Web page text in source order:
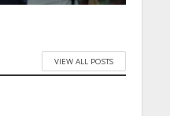
VIEW ALL POSTS